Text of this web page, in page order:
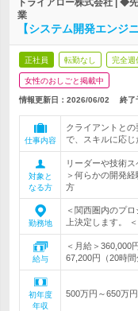
トライアロー株式会社 | ◆
業
【システム開発エン
正社員 転勤なし 完全週
女性のおしごと掲載中
情報更新日：2026/06/02 終了
仕事内容
クライアントと
で、スキルに応じ
対象と
なる方
リーダーや技術
＞何らかの開発
方
勤務地
＜関西圏内のプ
上決定します。
給与
＜月給＞360,000
67,200円（20時
初年度
年収
500万円～650万円